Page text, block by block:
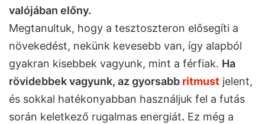
valójában előny.
Megtanultuk, hogy a tesztoszteron elősegíti a
növekedést, nekünk kevesebb van, így alapból
gyakran kisebbek vagyunk, mint a férfiak. Ha
rövidebbek vagyunk, az gyorsabb ritmust jelent,
és sokkal hatékonyabban használjuk fel a futás
során keletkező rugalmas energiát. Ez még a